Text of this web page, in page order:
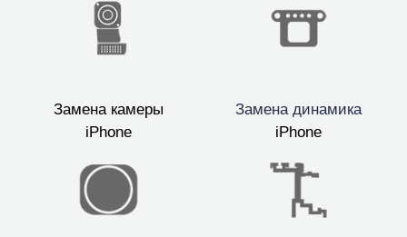
Замена камеры
iPhone
Замена динамика
iPhone